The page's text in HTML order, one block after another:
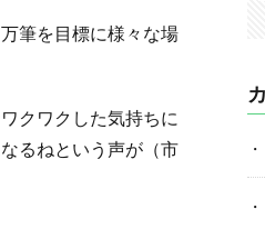
筆を目標に様々な場
クワクした気持ちに
るねという声が（市